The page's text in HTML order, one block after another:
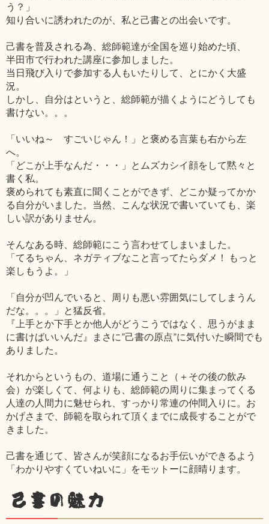
う？」
知り合いに誘われたのが、私と己書との出会いです。
己書を普及される為、総師範達が全国を巡り始めた頃、
半田市で行われた講座に参加しました。
当日飛び入りで参加する人もいたりして、とにかく大盛
況。
しかし、自分はというと、総師範が描くようにどうしても
書けない。。。
「いいね～ すごいじゃん！」と褒める言葉も右から左
へ。
「どこが上手なんだ・・・」とムズカシイ顔をして黙々と
書く私。
褒められても素直に聞くことができず、どこか疑ってかか
る自分がいました。当然、こんな状況で書いていても、楽
しい訳がありません。
そんなある時、総師範にこう言わせてしまいました。
「てるちゃん、ネガティブなこと言ってたらダメ！ もっと
楽しもうよ。」
「自分が凹んでいると、周りも悪い雰囲気にしてしまうん
だな。。。」と猛反省。
『上手とか下手とか他人がどうこうではなく、思うがまま
に書けばいいんだ』まさに”己書の原点”に気付いた瞬間でも
ありました。
それからというもの、道場に通うこと（＋その後の飲み
会）が楽しくて、何よりも、総師範の周りに集まってくる
人達の人間力に魅せられ、すっかり常連の仲間入りに。お
かげさまで、師範を取られて頂くまでに成長することがで
きました。
己書を通じて、皆さんが笑顔になるお手伝いができるよう
「わかりやすくていねいに」をモットーに顔晴ります。
己書の魅力